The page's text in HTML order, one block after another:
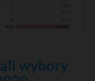
wybory